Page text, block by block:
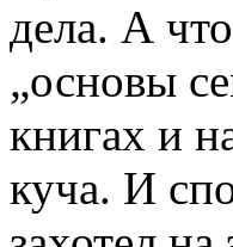
дела. А
„основы
книгах и
куча. И